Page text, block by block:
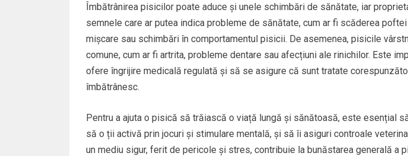
Îmbătrânirea pisicilor poate aduce și unele schimbări de sănătate, iar
semnele care ar putea indica probleme de sănătate, cum ar fi scăderea
mișcare sau schimbări în comportamentul pisicii. De asemenea, pisicile
comune, cum ar fi artrita, probleme dentare sau afecțiuni ale rinichilor. Este
ofere îngrijire medicală regulată și să se asigure că sunt tratate
îmbătrânesc.
Pentru a ajuta o pisică să trăiască o viață lungă și sănătoasă, este esențial
să o ții activă prin jocuri și stimulare mentală, și să îi asiguri controale
un mediu sigur, ferit de pericole și stres, contribuie la bunăstarea generală a